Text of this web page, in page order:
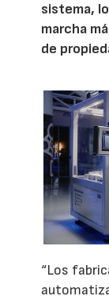
sistema,
marcha
de
“Los